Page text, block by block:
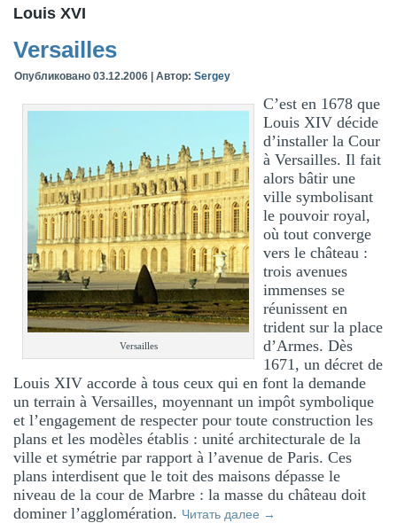
Louis XVI
Versailles
Опубликовано 03.12.2006 |Автор: Sergey
Versailles
C’est en 1678 que
Louis XIV décide
d’installer la Cour
à Versailles. Il fait
alors bâtir une
ville symbolisant
le pouvoir royal,
où tout converge
vers le château :
trois avenues
immenses se
réunissent en
trident sur la place
d’Armes. Dès
1671, un décret de
Louis XIV accorde à tous ceux qui en font la demande
un terrain à Versailles, moyennant un impôt symbolique
et l’engagement de respecter pour toute construction les
plans et les modèles établis : unité architecturale de la
ville et symétrie par rapport à l’avenue de Paris. Ces
plans interdisent que le toit des maisons dépasse le
niveau de la cour de Marbre : la masse du château doit
dominer l’agglomération. Читать далее →